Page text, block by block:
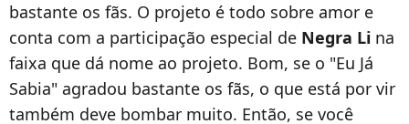
bastante os fãs. O projeto é todo sobre amor e
conta com a participação especial de Negra Li na
faixa que dá nome ao projeto. Bom, se o "Eu Já
Sabia" agradou bastante os fãs, o que está por vir
também deve bombar muito. Então, se você